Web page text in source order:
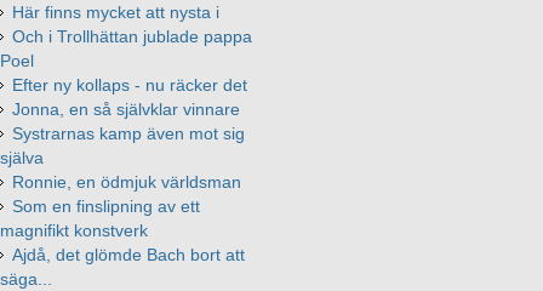
Här finns mycket att nysta i
Och i Trollhättan jublade pappa
Poel
Efter ny kollaps - nu räcker det
Jonna, en så självklar vinnare
Systrarnas kamp även mot sig
själva
Ronnie, en ödmjuk världsman
Som en finslipning av ett
magnifikt konstverk
Ajdå, det glömde Bach bort att
säga...